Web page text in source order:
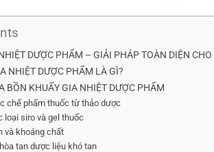
DƯỢC PHẨM – GIẢI PHÁP TOÀN DIỆN
NHIỆT DƯỢC PHẨM LÀ GÌ?
BỒN KHUẤY GIA NHIỆT DƯỢC PHẨM
chế phẩm thuốc từ thảo dược
loại siro và gel thuốc
và khoáng chất
tan dược liệu khó tan